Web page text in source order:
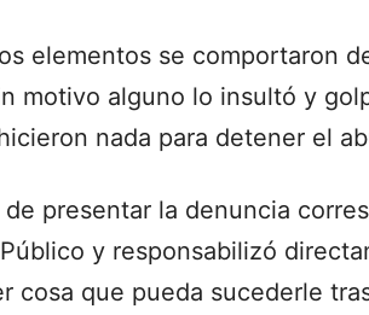
elementos se comportaron
motivo alguno lo insultó y
nada para detener el
presentar la denuncia
y responsabilizó
cosa que pueda sucederle